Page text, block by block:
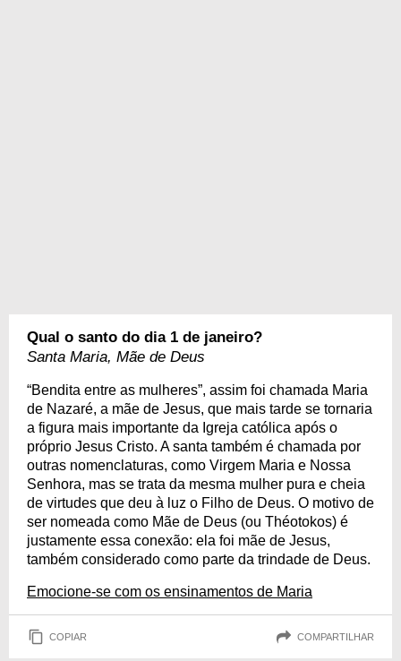
Qual o santo do dia 1 de janeiro?
Santa Maria, Mãe de Deus
“Bendita entre as mulheres”, assim foi chamada Maria
de Nazaré, a mãe de Jesus, que mais tarde se tornaria
a figura mais importante da Igreja católica após o
próprio Jesus Cristo. A santa também é chamada por
outras nomenclaturas, como Virgem Maria e Nossa
Senhora, mas se trata da mesma mulher pura e cheia
de virtudes que deu à luz o Filho de Deus. O motivo de
ser nomeada como Mãe de Deus (ou Théotokos) é
justamente essa conexão: ela foi mãe de Jesus,
também considerado como parte da trindade de Deus.
Emocione-se com os ensinamentos de Maria
COPIAR COMPARTILHAR